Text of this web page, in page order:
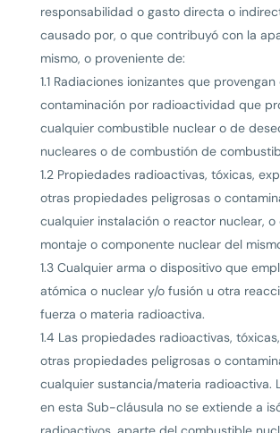
responsabilidad o gasto directa o
causado por, o que contribuyó con la
mismo, o proveniente de:
1.1 Radiaciones ionizantes que provengan
contaminación por radioactividad que
cualquier combustible nuclear o de
nucleares o de combustión de
1.2 Propiedades radioactivas, tóxicas,
otras propiedades peligrosas o
cualquier instalación o reactor nuclear, o
montaje o componente nuclear del
1.3 Cualquier arma o dispositivo que
atómica o nuclear y/o fusión u otra
fuerza o materia radioactiva.
1.4 Las propiedades radioactivas,
otras propiedades peligrosas o
cualquier sustancia/materia radioactiva.
en esta Sub-cláusula no se extiende a